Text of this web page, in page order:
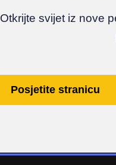
Otkrijte svijet iz nove
Posjetite stranicu